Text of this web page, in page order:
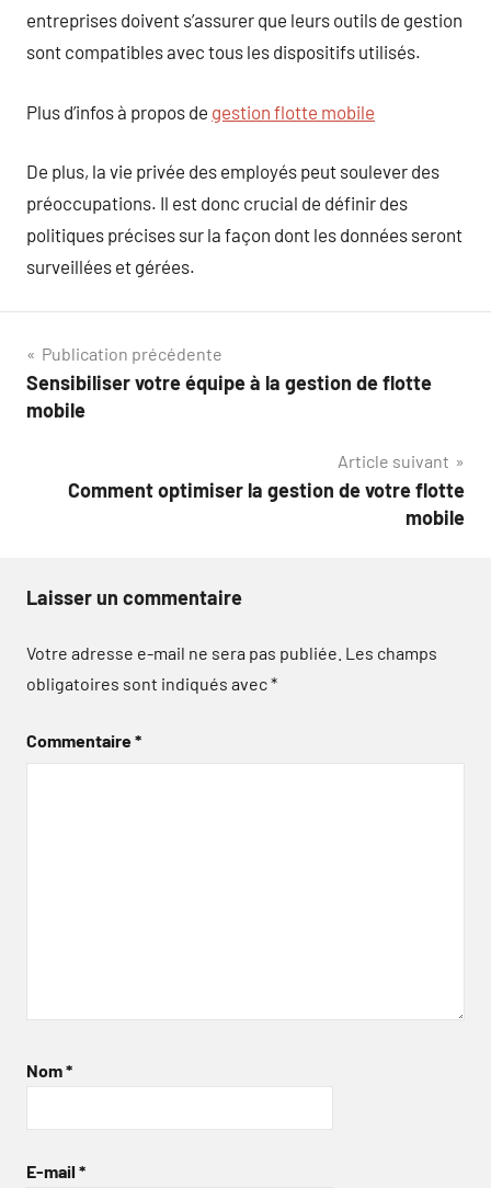
entreprises doivent s’assurer que leurs outils de gestion
sont compatibles avec tous les dispositifs utilisés.
Plus d’infos à propos de gestion flotte mobile
De plus, la vie privée des employés peut soulever des
préoccupations. Il est donc crucial de définir des
politiques précises sur la façon dont les données seront
surveillées et gérées.
Navigation
de
Publication précédente
Sensibiliser votre équipe à la gestion de flotte
mobile
Article suivant
Comment optimiser la gestion de votre flotte
mobile
Laisser un commentaire
Votre adresse e-mail ne sera pas publiée. Les champs
obligatoires sont indiqués avec*
Commentaire*
Nom*
E-mail *